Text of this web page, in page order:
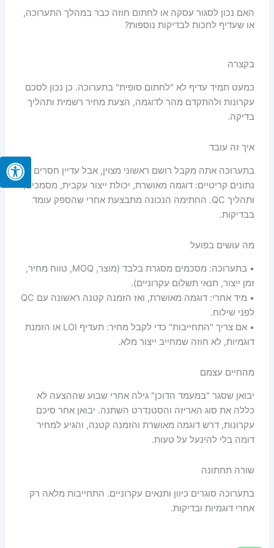
האם נכון לסגור עסקה או לחתום חוזה כבר במהלך התערוכה,
או שעדיף לחכות לבדיקות נוספות?
בקצרה
כמעט תמיד עדיף לא "לחתום סופית" בתערוכה. כן נכון לסכם
עקרונות ולהתקדם מהר לדוגמה, הצעת מחיר רשמית ותהליך
בדיקה.
איך זה עובד
בתערוכה אתה מקבל רושם ראשוני מצוין, אבל עדיין חסרים לך
נתונים קריטיים: דוגמה מאושרת, יכולת ייצור עקבית, מסמכים,
ותהליך QC. החתימה הנכונה מתבצעת אחרי שהספק עומד
בבדיקות.
מה עושים בפועל
• בתערוכה: מסכמים מסגרת בלבד (מוצר, MOQ, טווח מחיר,
זמן ייצור, תנאי תשלום עקרוניים).
• מיד אחרי: דוגמה מאושרת, ואז הזמנה קטנה ראשונה עם QC
לפני שילוח.
• אם צריך "התחייבות" כדי לקבל מחיר: תעדיף LOI או הזמנת
דוגמיות, לא חוזה שמחייב ייצור מלא.
מהחיים עצמם
יבואן שסגר "במעמד הדוכן" גילה אחרי שבוע שההצעה לא
כללה את סוג האריזה והסטנדרט השתנה. יבואן אחר סיכם
עקרונות, דרש דוגמה מאושרת והזמנה קטנה, והגיע למחיר
דומה בלי להינעל על טעות.
שורה תחתונה
בתערוכה סוגרים כיוון ותנאים עקרוניים. התחייבות מלאה רק
אחרי דוגמיות ובדיקות.